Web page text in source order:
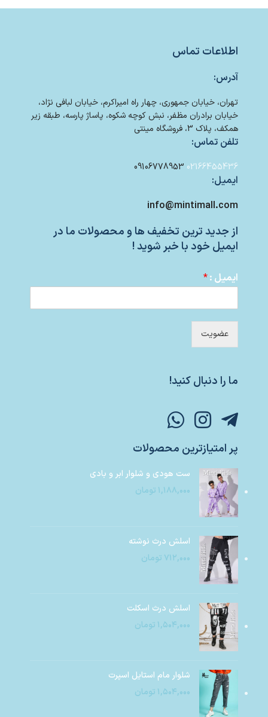
اطلاعات تماس
آدرس:
تهران، خیابان جمهوری، چهار راه امیراکرم، خیابان لبافی نژاد،
خیابان برادران مظفر، نبش کوچه شکوه، پاساژ پارسه، طبقه زیر
همکف، پلاک 3، فروشگاه مینتی
تلفن تماس:
02166455436
09106778953
ایمیل:
info@mintimall.com
از جدید ترین تخفیف ها و محصولات ما در
ایمیل خود با خبر شوید !
ایمیل :*
عضویت
ما را دنبال کنید!
پر امتیازترین محصولات
ست هودی و شلوار ابر و بادی
۱,۱۸۸,۰۰۰ تومان
اسلش درث نوشته
۷۱۲,۰۰۰ تومان
اسلش درث اسکلت
۱,۵۰۴,۰۰۰ تومان
شلوار مام استایل اسپرت
۱,۵۰۴,۰۰۰ تومان